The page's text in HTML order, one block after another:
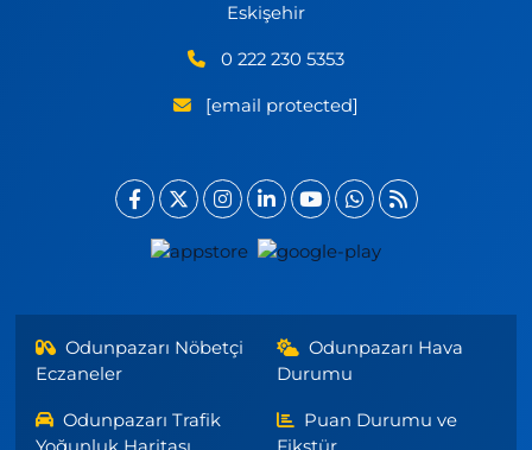
Eskişehir
0 222 230 5353
[email protected]
Odunpazarı Nöbetçi
Eczaneler
Odunpazarı Hava
Durumu
Odunpazarı Trafik
Puan Durumu ve